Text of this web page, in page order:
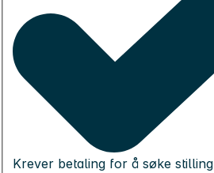
Krever betaling for å søke stilling